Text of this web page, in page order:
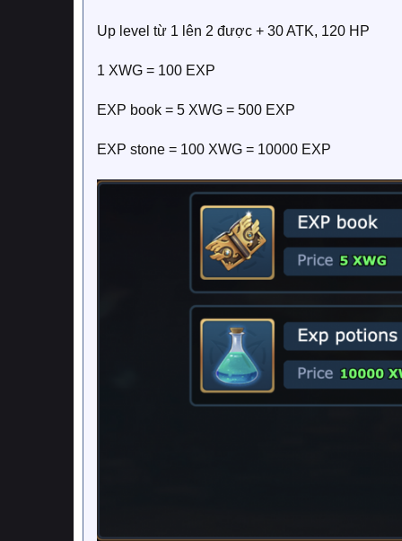
Up level từ 1 lên 2 được + 30 ATK, 120 HP
1 XWG = 100 EXP
EXP book = 5 XWG = 500 EXP
EXP stone = 100 XWG = 10000 EXP